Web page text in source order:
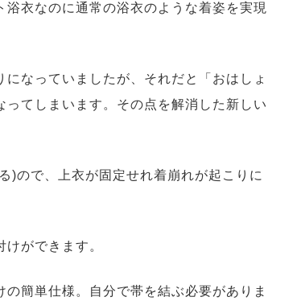
衣なのに通常の浴衣のような着姿を実現
なっていましたが、それだと「おはしょ
てしまいます。その点を解消した新しい
)ので、上衣が固定せれ着崩れが起こりに
ができます。
簡単仕様。自分で帯を結ぶ必要がありま